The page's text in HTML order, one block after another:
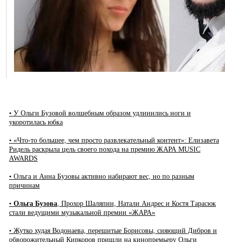
• У Ольги Бузовой волшебным образом удлинились ноги и
укоротилась юбка
• «Что-то большее, чем просто развлекательный контент»: Елизавета
Ридель раскрыла цель своего похода на премию ЖАРА MUSIC
AWARDS
• Ольга и Анна Бузовы активно набирают вес, но по разным
причинам
• Ольга Бузова, Прохор Шаляпин, Натали Андрес и Костя Тарасюк
стали ведущими музыкальной премии «ЖАРА»
• Жутко худая Водонаева, перешитые Борисовы, сияющий Дибров и
обворожительный Киркоров пришли на кинопремьеру Ольги